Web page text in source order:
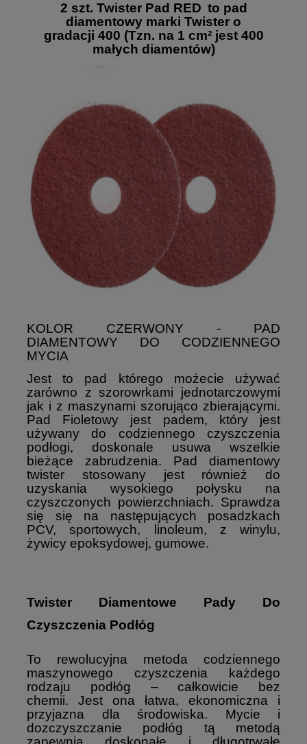
2 szt. Twister Pad RED to pad
diamentowy marki Twister o
gradacji 400 (Tzn. na 1 cm² jest 400
małych diamentów)
KOLOR CZERWONY - PAD
DIAMENTOWY DO CODZIENNEGO
MYCIA
Jest to pad którego możecie używać
zarówno z szorowrkami jednotarczowymi
jak i z maszynami szorująco zbierającymi.
Pad Fioletowy jest padem, który jest
używany do codziennego czyszczenia
podłogi, doskonale usuwa wszelkie
bieżące zabrudzenia. Pad diamentowy
twister stosowany jest również do
uzyskania wysokiego połysku na
czyszczonych powierzchniach. Sprawdza
się się na następujących posadzkach
PCV, sportowych, linoleum, z winylu,
żywicy epoksydowej, gumowe.
Twister Diamentowe Pady Do
Czyszczenia Podłóg
To rewolucyjna metoda codziennego
maszynowego czyszczenia każdego
rodzaju podłóg – całkowicie bez
chemii. Jest ona łatwa, ekonomiczna i
przyjazna dla środowiska. Mycie i
dozczyszczanie podłóg tą metodą